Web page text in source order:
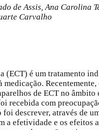
de Assis, Ana Carolina
Carvalho
(ECT) é um tratamento
medicação.
de ECT no âmbito
recebida com
descrever, através de
a efetividade e os efeitos